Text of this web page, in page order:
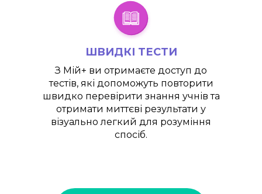
ШВИДКІ ТЕСТИ
З Мій+ ви отримаєте доступ до
тестів, які допоможуть повторити
швидко перевірити знання учнів та
отримати миттєві результати у
візуально легкий для розуміння
спосіб.